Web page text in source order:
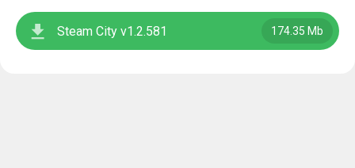
Steam City v1.2.581 174.35 Mb